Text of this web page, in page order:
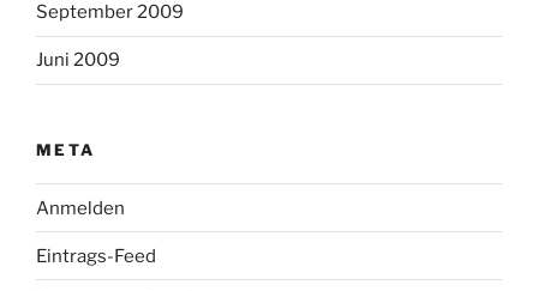
September 2009
Juni 2009
META
Anmelden
Eintrags-Feed